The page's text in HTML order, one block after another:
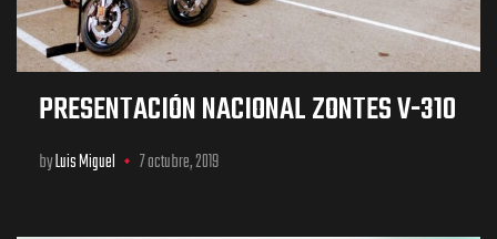
PRESENTACIÓN NACIONAL ZONTES V-310
byLuis Miguel 7 octubre, 2019